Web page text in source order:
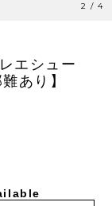
2 /4
エシュー
あり】